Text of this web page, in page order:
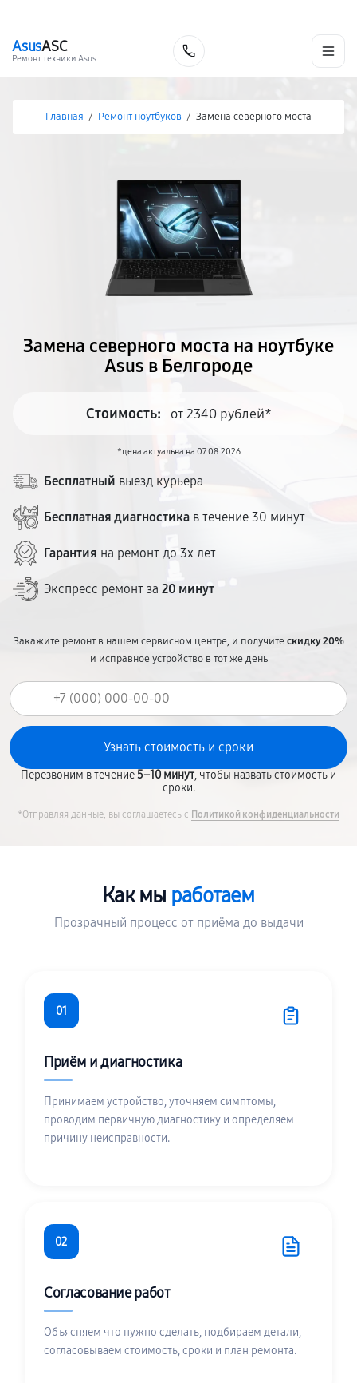
AsusASC
Ремонт техники Asus
Главная / Ремонт ноутбуков / Замена северного моста
Замена северного моста на ноутбуке
Asus в Белгороде
Стоимость: от 2340 рублей*
*цена актуальна на 07.08.2026
Бесплатный выезд курьера
Бесплатная диагностика в течение 30 минут
Гарантия на ремонт до 3х лет
Экспресс ремонт за 20 минут
Закажите ремонт в нашем сервисном центре, и получитескидку 20%
и исправное устройство в тот же день
Перезвоним в течение5–10 минут, чтобы назвать стоимость и
сроки.
*Отправляя данные, вы соглашаетесь с Политикой конфиденциальности
Как мы работаем
Прозрачный процесс от приёма до выдачи
01
Приём и диагностика
Принимаем устройство, уточняем симптомы,
проводим первичную диагностику и определяем
причину неисправности.
02
Согласование работ
Объясняем что нужно сделать, подбираем детали,
согласовываем стоимость, сроки и план ремонта.